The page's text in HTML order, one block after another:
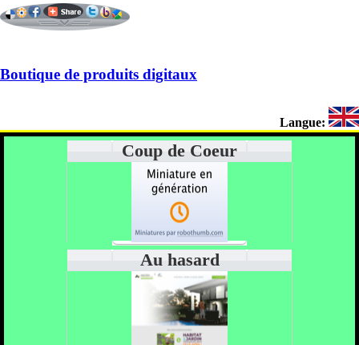
Boutique de produits digitaux
Langue:
Coup de Coeur
Au hasard